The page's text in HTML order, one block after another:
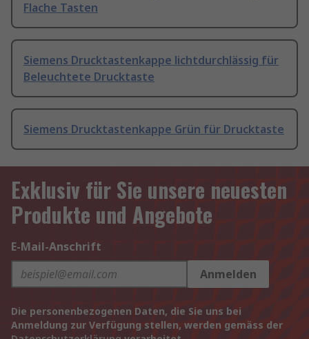
Flache Tasten
Siemens Drucktastenkappe lichtdurchlässig für
Beleuchtete Drucktaste
Siemens Drucktastenkappe Grün für Drucktaste
Exklusiv für Sie unsere neuesten
Produkte und Angebote
E-Mail-Anschrift
Anmelden
Die personenbezogenen Daten, die Sie uns bei
Anmeldung zur Verfügung stellen, werden gemäss der